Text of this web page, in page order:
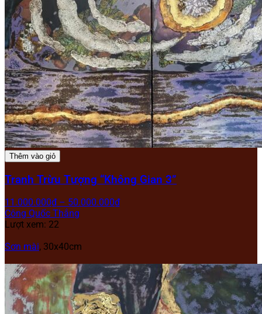
Thêm vào giỏ
Tranh Trừu Tượng “Không Gian 3”
11.000.000₫ – 50.000.000₫
Công Quốc Thắng
Lượt xem: 22
Sơn mài, 30x40cm